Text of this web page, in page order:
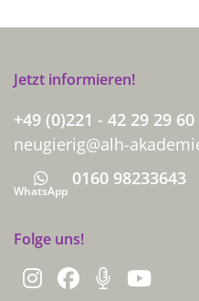
Jetzt informieren!
+49 (0)221 - 42 29 29 60
neugierig@alh-
Whatsapp
WhatsApp
0160 98233643
Folge uns!